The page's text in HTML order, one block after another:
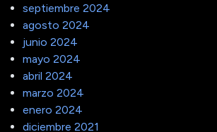
septiembre 2024
agosto 2024
junio 2024
mayo 2024
abril 2024
marzo 2024
enero 2024
diciembre 2021